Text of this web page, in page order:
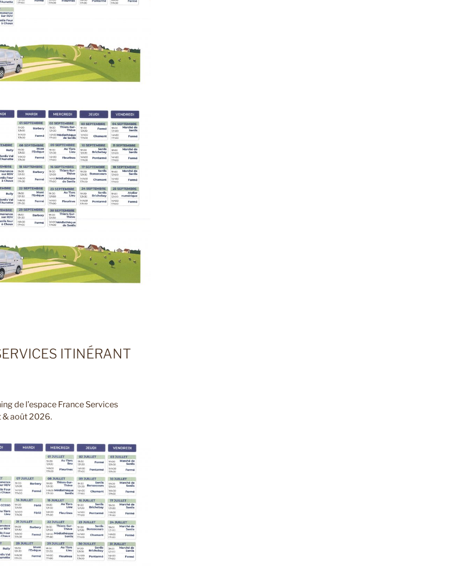
ITINÉRANT
de l’espace France Services
& août 2026.